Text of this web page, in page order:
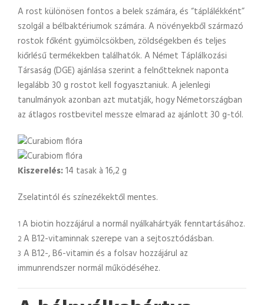
A rost különösen fontos a belek számára, és “táplálékként”
szolgál a bélbaktériumok számára. A növényekből származó
rostok főként gyümölcsökben, zöldségekben és teljes
kiőrlésű termékekben találhatók. A Német Táplálkozási
Társaság (DGE) ajánlása szerint a felnőtteknek naponta
legalább 30 g rostot kell fogyasztaniuk. A jelenlegi
tanulmányok azonban azt mutatják, hogy Németországban
az átlagos rostbevitel messze elmarad az ajánlott 30 g-tól.
Kiszerelés:14 tasak à 16,2 g
Zselatintól és színezékektől mentes.
1 A biotin hozzájárul a normál nyálkahártyák fenntartásához.
2A B12-vitaminnak szerepe van a sejtosztódásban.
3 A B12-, B6-vitamin és a folsav hozzájárul az
immunrendszer normál működéséhez.